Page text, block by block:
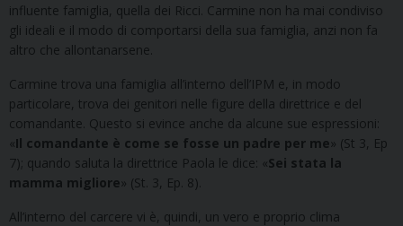
influente famiglia, quella dei Ricci. Carmine non ha mai condiviso
gli ideali e il modo di comportarsi della sua famiglia, anzi non fa
altro che allontanarsene.
Carmine trova una famiglia all’interno dell’IPM e, in modo
particolare, trova dei genitori nelle figure della direttrice e del
comandante. Questo si evince anche da alcune sue espressioni:
«Il comandante è come se fosse un padre per me» (St 3, Ep
7); quando saluta la direttrice Paola le dice: «Sei stata la
mamma migliore» (St. 3, Ep. 8).
All’interno del carcere vi è, quindi, un vero e proprio clima